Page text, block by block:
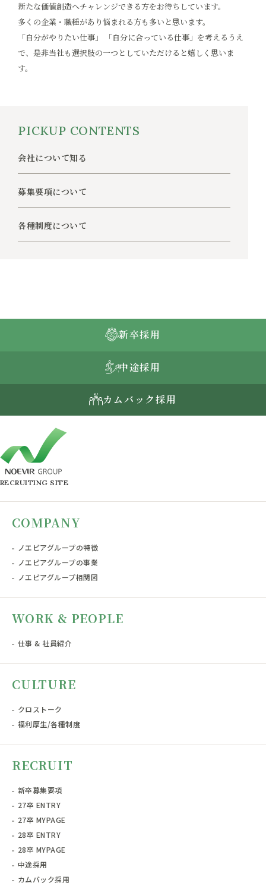
新たな価値創造へチャレンジできる方をお待ちしています。
多くの企業・職種があり悩まれる方も多いと思います。
「自分がやりたい仕事」 「自分に合っている仕事」を考えるうえ
で、 是非当社も選択肢の一つとしていただけると嬉しく思いま
す。
PICKUP CONTENTS
会社について知る
募集要項について
各種制度について
新卒採用
中途採用
カムバック採用
RECRUITING SITE
COMPANY
ノエビアグループの特徴
ノエビアグループの事業
ノエビアグループ相関図
WORK & PEOPLE
仕事 & 社員紹介
CULTURE
クロストーク
福利厚生/各種制度
RECRUIT
新卒募集要項
27卒 ENTRY
27卒 MYPAGE
28卒 ENTRY
28卒 MYPAGE
中途採用
カムバック採用